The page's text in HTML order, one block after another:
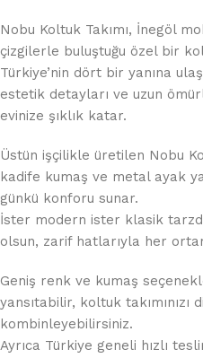
Nobu Koltuk Takımı, İnegöl
çizgilerle buluştuğu özel bir
Türkiye’nin dört bir yanına
estetik detayları ve uzun
evinize şıklık katar.
Üstün işçilikle üretilen Nobu
kadife kumaş ve metal ayak
günkü konforu sunar.
İster modern ister klasik
olsun, zarif hatlarıyla her
Geniş renk ve kumaş
yansıtabilir, koltuk takımınızı
kombinleyebilirsiniz.
Ayrıca Türkiye geneli hızlı